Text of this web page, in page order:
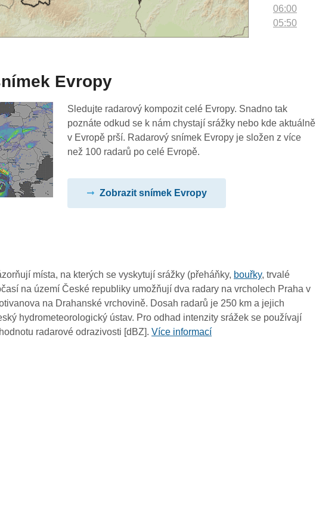
06:00
05:50
04:50
04:40
04:30
02:50
02:40
02:30
02:20
Evropy
Sledujte radarový kompozit celé Evropy. Snadno tak
poznáte odkud se k nám chystají srážky nebo kde aktuálně
v Evropě prší. Radarový snímek Evropy je složen z více
než 100 radarů po celé Evropě.
Zobrazit snímek Evropy
místa, na kterých se vyskytují srážky (přeháňky, bouřky, trvalé
na území České republiky umožňují dva radary na vrcholech Praha v
na Drahanské vrchovině. Dosah radarů je 250 km a jejich
hydrometeorologický ústav. Pro odhad intenzity srážek se používají
radarové odrazivosti [dBZ].Více informací